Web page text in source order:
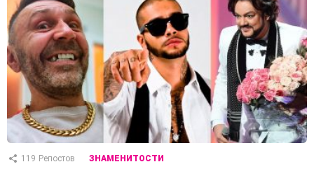
119 Репостов ЗНАМЕНИТОСТИ